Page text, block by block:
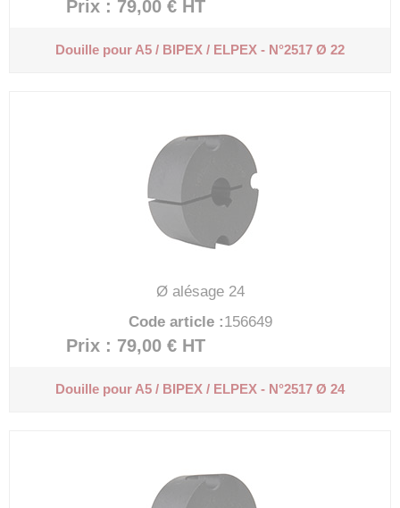
Prix : 79,00 € HT
Douille pour A5 / BIPEX / ELPEX - N°2517 Ø 22
Ø alésage 24
Code article :156649
Prix : 79,00 € HT
Douille pour A5 / BIPEX / ELPEX - N°2517 Ø 24